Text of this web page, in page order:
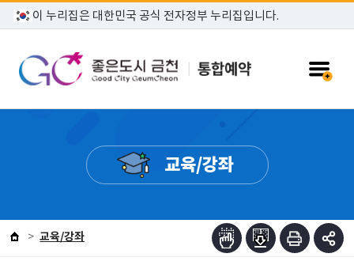
본문 바로가기
이 누리집은 대한민국 공식 전자정부 누리집입니다.
교육/강좌
교육/강좌